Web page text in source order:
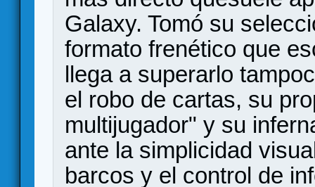
Galaxy. Tomó su
formato frenético que
llega a superarlo
el robo de cartas, su
multijugador" y su
ante la simplicidad
barcos y el control de